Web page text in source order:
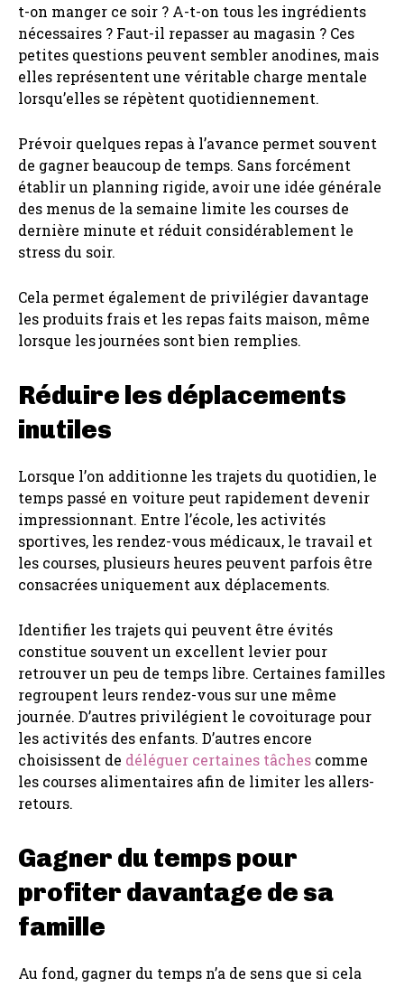
t-on manger ce soir ? A-t-on tous les ingrédients
nécessaires ? Faut-il repasser au magasin ? Ces
petites questions peuvent sembler anodines, mais
elles représentent une véritable charge mentale
lorsqu’elles se répètent quotidiennement.
Prévoir quelques repas à l’avance permet souvent
de gagner beaucoup de temps. Sans forcément
établir un planning rigide, avoir une idée générale
des menus de la semaine limite les courses de
dernière minute et réduit considérablement le
stress du soir.
Cela permet également de privilégier davantage
les produits frais et les repas faits maison, même
lorsque les journées sont bien remplies.
Réduire les déplacements
inutiles
Lorsque l’on additionne les trajets du quotidien, le
temps passé en voiture peut rapidement devenir
impressionnant. Entre l’école, les activités
sportives, les rendez-vous médicaux, le travail et
les courses, plusieurs heures peuvent parfois être
consacrées uniquement aux déplacements.
Identifier les trajets qui peuvent être évités
constitue souvent un excellent levier pour
retrouver un peu de temps libre. Certaines familles
regroupent leurs rendez-vous sur une même
journée. D’autres privilégient le covoiturage pour
les activités des enfants. D’autres encore
choisissent de déléguer certaines tâches comme
les courses alimentaires afin de limiter les allers-
retours.
Gagner du temps pour
profiter davantage de sa
famille
Au fond, gagner du temps n’a de sens que si cela